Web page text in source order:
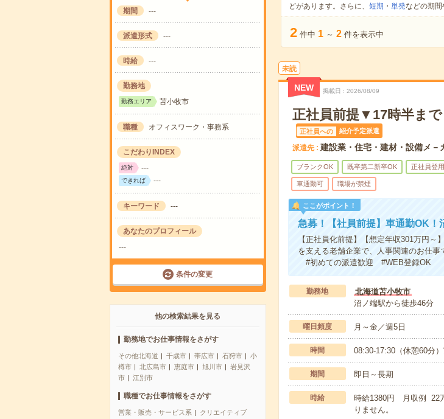
期間 ---
派遣形式 ---
時給 ---
勤務地
勤務エリア 苫小牧市
職種 オフィスワーク・事務系
こだわりINDEX
絶対 ---
できれば ---
キーワード ---
あなたのプロフィール
---
条件の変更
他の検索結果を見る
勤務地でお仕事情報をさがす
その他北海道 千歳市 帯広市 石狩市
小
樽市
北広島市 恵庭市 旭川市
岩見沢
市
江別市
職種でお仕事情報をさがす
営業・販売・サービス系
クリエイティブ
どがあります。さらに、 短期 ・ 単発などの期間
2 件中 1 ～ 2 件を表示中
未読
NEW 掲載日 2026/08/09
正社員前提▼17時半ま
正社員への 紹介予定派遣
派遣先 建設業・住宅・建材・設備メ－
ブランクOK 既卒第二新卒OK 正社員登
車通勤可 職場が禁煙
ここがポイント！
急募！【社員前提】車通勤OK！
【正社員化前提】【想定年収301万円
を支える老舗企業で、人事関連のお仕
#初めての派遣歓迎 #WEB登録OK
勤務地
北海道苫小牧市
沼ノ端駅から徒歩46分
曜日頻度 月～金／週5日
時間 08:30-17:30（休憩60分
期間 即日～長期
時給
時給1380円 月収例 22
りません。